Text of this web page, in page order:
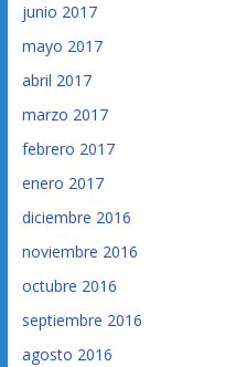
junio 2017
mayo 2017
abril 2017
marzo 2017
febrero 2017
enero 2017
diciembre 2016
noviembre 2016
octubre 2016
septiembre 2016
agosto 2016